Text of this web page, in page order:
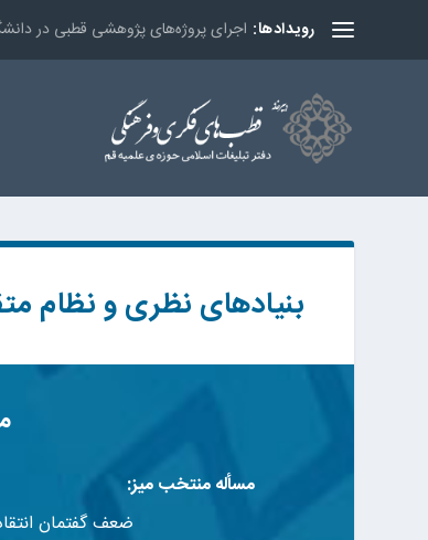
رویدادها: اجرای پروژه‌های پژوهشی قطبی در
بنیادهای نظری و نظام
مسأله منتخب میز:
ضعف گفتمان انتقادی و